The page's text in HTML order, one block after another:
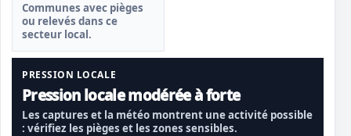
Communes avec pièges
ou relevés dans ce
secteur local.
PRESSION LOCALE
Pression locale modérée à forte
Les captures et la météo montrent une activité possible
: vérifiez les pièges et les zones sensibles.